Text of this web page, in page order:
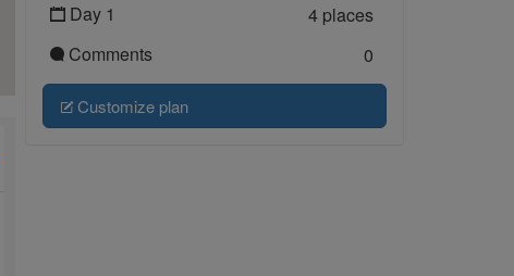
Day 1
4 places
Comments
0
Customize plan